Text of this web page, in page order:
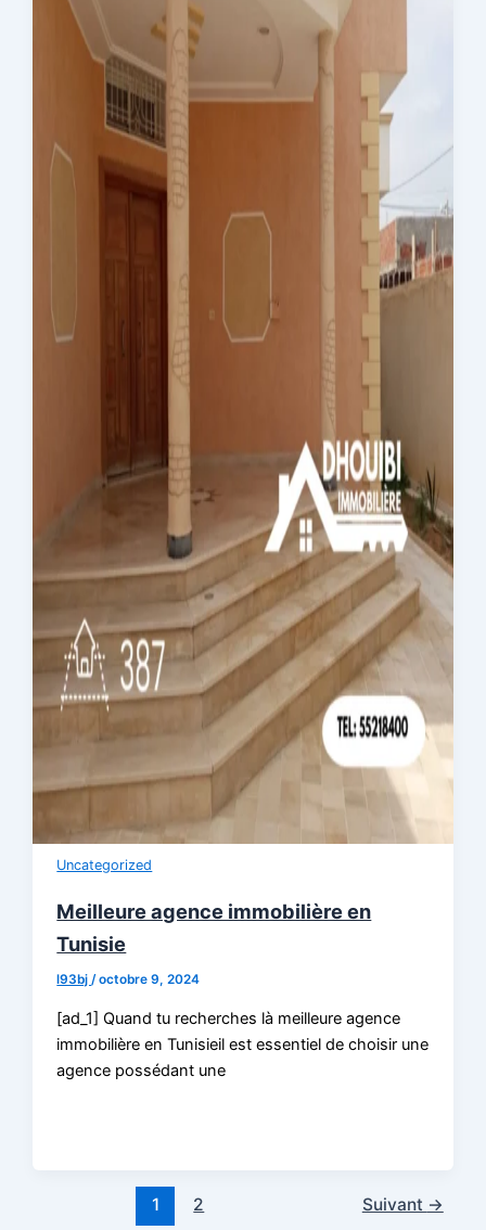
Uncategorized
Meilleure agence immobilière en
Tunisie
l93bj/octobre 9, 2024
[ad_1] Quand tu recherches là meilleure agence
immobilière en Tunisieil est essentiel de choisir une
agence possédant une
1 2 Suivant →